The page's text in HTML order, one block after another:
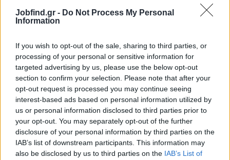
Jobfind.gr - Do Not Process My Personal
Information
If you wish to opt-out of the sale, sharing to third parties, or
processing of your personal or sensitive information for
targeted advertising by us, please use the below opt-out
section to confirm your selection. Please note that after your
opt-out request is processed you may continue seeing
interest-based ads based on personal information utilized by
us or personal information disclosed to third parties prior to
your opt-out. You may separately opt-out of the further
disclosure of your personal information by third parties on the
IAB’s list of downstream participants. This information may
also be disclosed by us to third parties on the IAB’s List of
Πολύ καλή γνώση δικτύων (LAN, switching, Wi-Fi)
Εξοικείωση με cybersecurity (firewalls) και cloud
Ικανότητα ανάλυσης αναγκών και μετατροπής τους σε
τεχνικές λύσεις
Δυνατότητα σύνταξης προτάσεων και παρουσίασης σε
τεχνικό & μη τεχνικό κοινό
Παροχές
Hybrid μοντέλο εργασίας
Bonus βάσει απόδοσης
Ιδιωτική ασφάλιση υγείας & ζωής
Συνεχής εκπαίδευση και δυνατότητες εξέλιξης